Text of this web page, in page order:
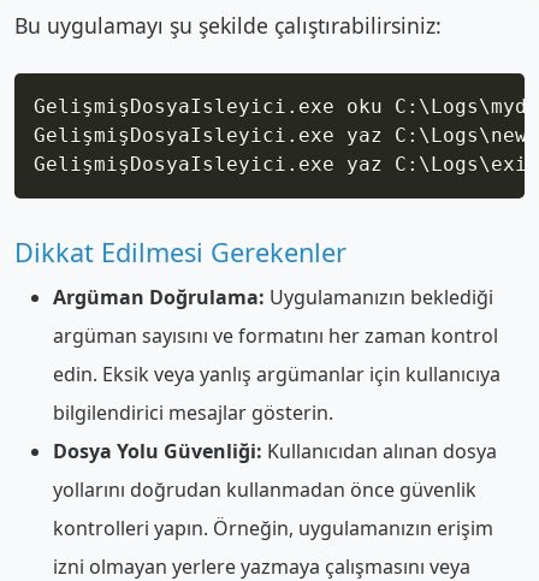
Bu uygulamayı şu şekilde çalıştırabilirsiniz:
GelişmişDosyaIsleyici.exe oku
GelişmişDosyaIsleyici.exe yaz
Copy
Dikkat Edilmesi Gerekenler
Argüman Doğrulama: Uygulamanızın beklediği
argüman sayısını ve formatını her zaman kontrol
edin. Eksik veya yanlış argümanlar için kullanıcıya
bilgilendirici mesajlar gösterin.
Dosya Yolu Güvenliği: Kullanıcıdan alınan dosya
yollarını doğrudan kullanmadan önce güvenlik
kontrolleri yapın. Örneğin, uygulamanızın erişim
izni olmayan yerlere yazmaya çalışmasını veya